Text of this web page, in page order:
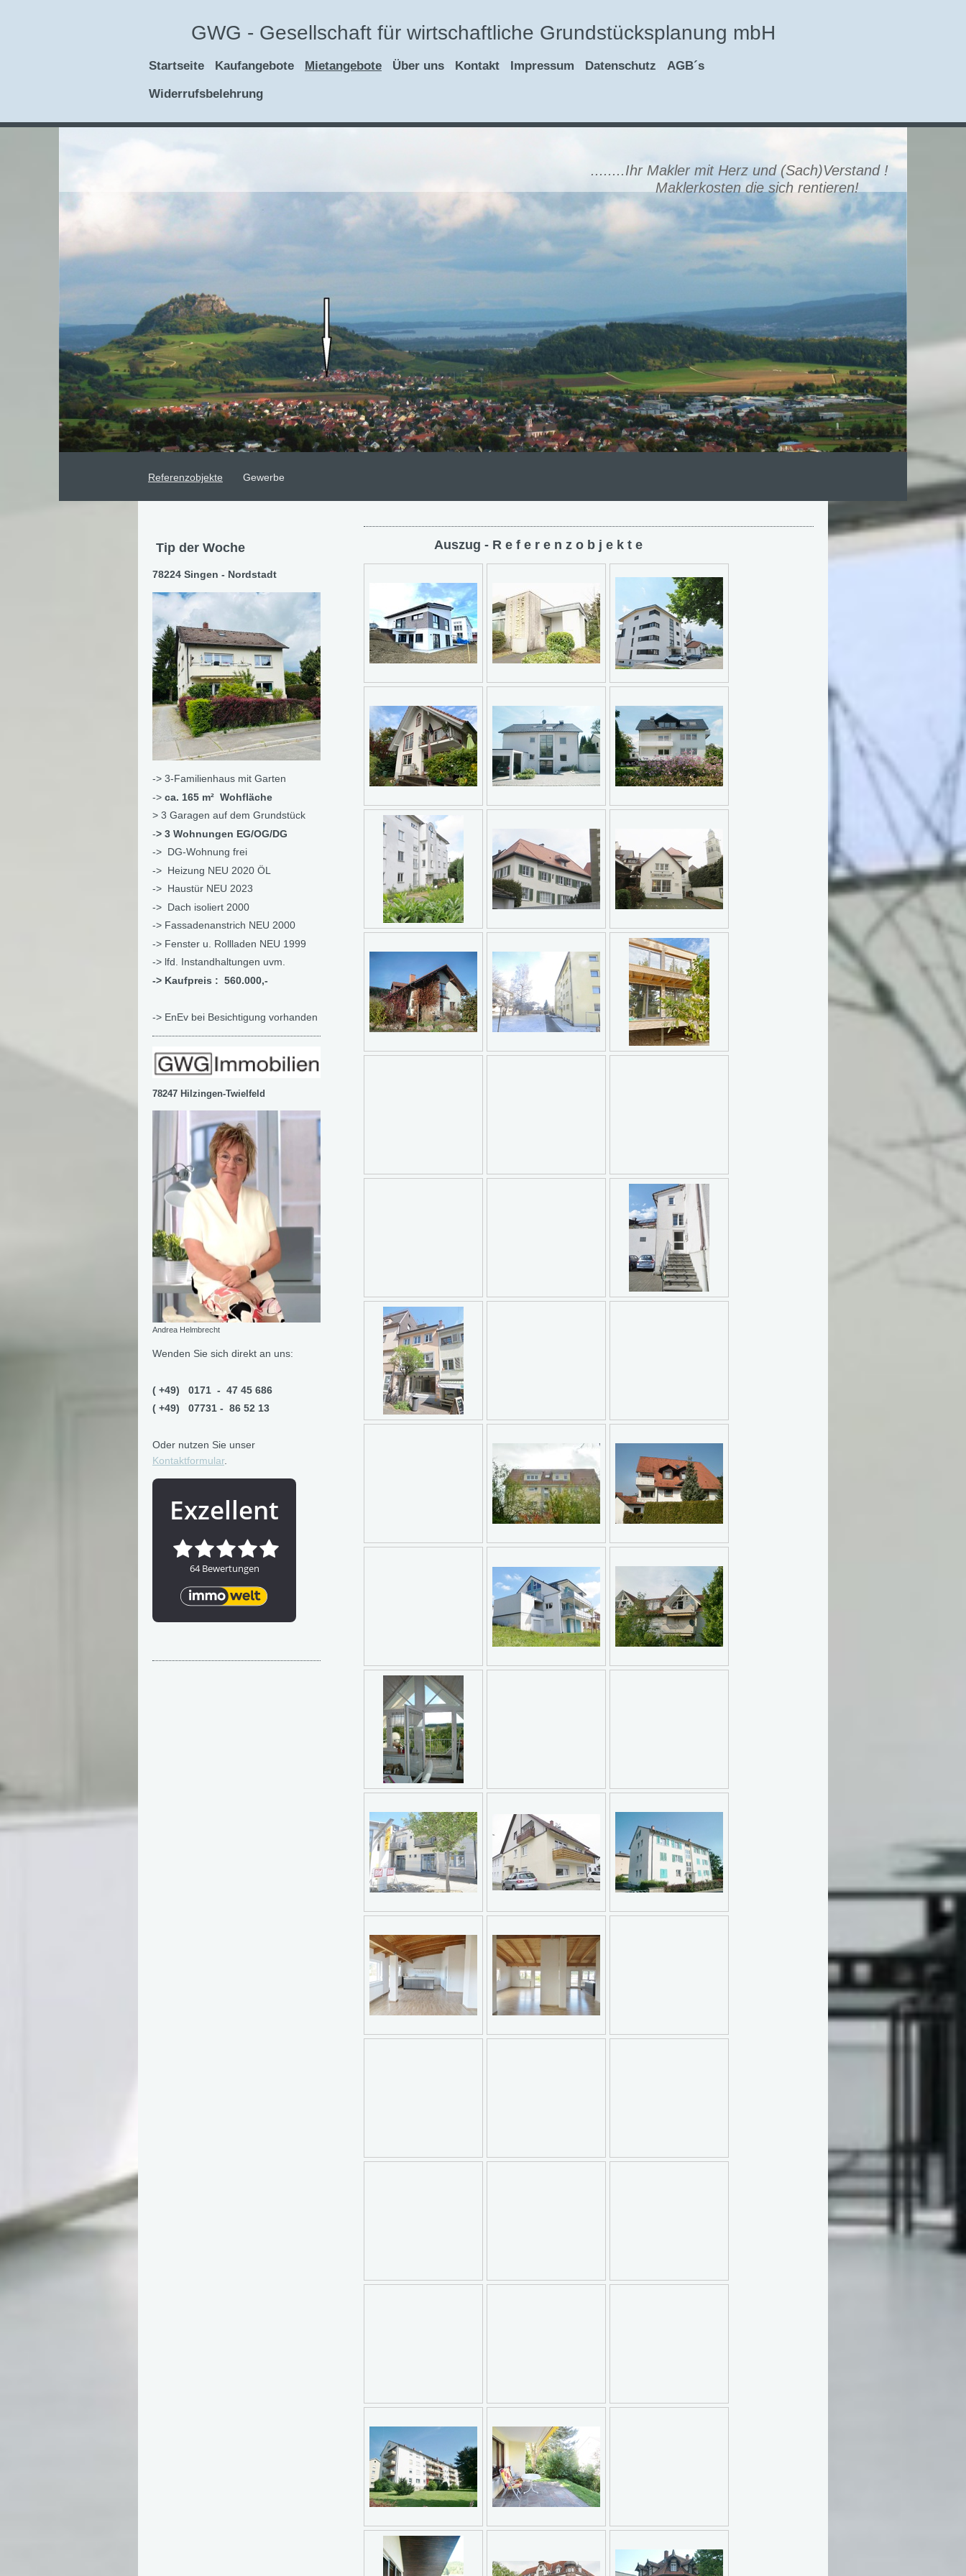
GWG - Gesellschaft für wirtschaftliche Grundstücksplanung mbH
Startseite Kaufangebote Mietangebote Über uns Kontakt Impressum Datenschutz AGB´s
Widerrufsbelehrung
........Ihr Makler mit Herz und (Sach)Verstand !
Maklerkosten die sich rentieren!
Referenzobjekte Gewerbe
Auszug - R e f e r e n z o b j e k t e
Tip der Woche
78224 Singen - Nordstadt
-> 3-Familienhaus mit Garten
-> ca. 165 m² Wohfläche
> 3 Garagen auf dem Grundstück
-> 3 Wohnungen EG/OG/DG
-> DG-Wohnung frei
-> Heizung NEU 2020 ÖL
-> Haustür NEU 2023
-> Dach isoliert 2000
-> Fassadenanstrich NEU 2000
-> Fenster u. Rollladen NEU 1999
-> lfd. Instandhaltungen uvm.
-> Kaufpreis : 560.000,-
-> EnEv bei Besichtigung vorhanden
78247 Hilzingen-Twielfeld
Andrea Helmbrecht
Wenden Sie sich direkt an uns:
( +49) 0171 - 47 45 686
( +49) 07731 - 86 52 13
Oder nutzen Sie unser
Kontaktformular.